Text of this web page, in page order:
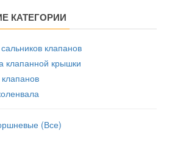
КАТЕГОРИИ
клапанов
клапанной крышки
(Все)